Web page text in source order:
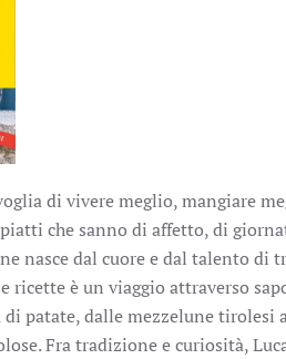
di vivere meglio, mangiare
che sanno di affetto, di
nasce dal cuore e dal talento
ricette è un viaggio attraverso
patate, dalle mezzelune
Fra tradizione e curiosità,